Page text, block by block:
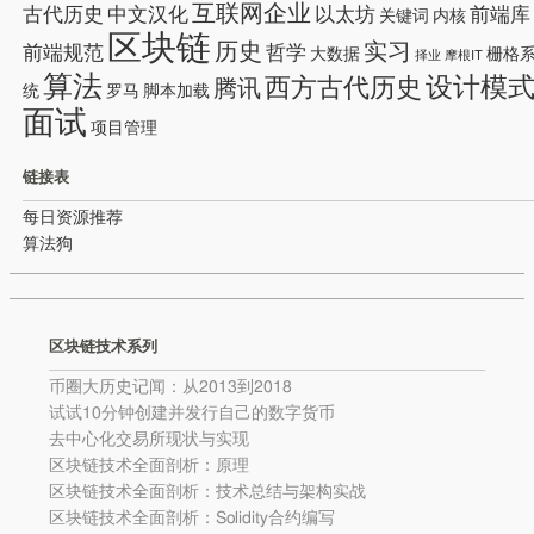
古代历史 中文汉化 互联网企业 以太坊 关键词 内核 前端库
前端规范 区块链 历史 哲学 大数据 实习 择业 摩根IT 栅格
统 算法 罗马 脚本加载 腾讯 西方古代历史 设计模
面试 项目管理
链接表
每日资源推荐
算法狗
区块链技术系列
币圈大历史记闻：从2013到2018
试试10分钟创建并发行自己的数字货币
去中心化交易所现状与实现
区块链技术全面剖析：原理
区块链技术全面剖析：技术总结与架构实战
区块链技术全面剖析：Solidity合约编写